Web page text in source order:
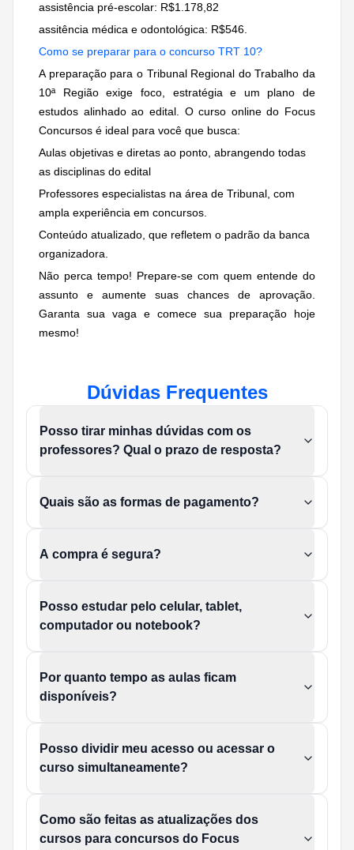
assistência pré-escolar: R$1.178,82
assitência médica e odontológica: R$546.
Como se preparar para o concurso TRT 10?
A preparação para o Tribunal Regional do Trabalho da
10ª Região exige foco, estratégia e um plano de
estudos alinhado ao edital. O curso online do Focus
Concursos é ideal para você que busca:
Aulas objetivas e diretas ao ponto, abrangendo todas
as disciplinas do edital
Professores especialistas na área de Tribunal, com
ampla experiência em concursos.
Conteúdo atualizado, que refletem o padrão da banca
organizadora.
Não perca tempo! Prepare-se com quem entende do
assunto e aumente suas chances de aprovação.
Garanta sua vaga e comece sua preparação hoje
mesmo!
Dúvidas Frequentes
Posso tirar minhas dúvidas com os
professores? Qual o prazo de resposta?
Quais são as formas de pagamento?
A compra é segura?
Posso estudar pelo celular, tablet,
computador ou notebook?
Por quanto tempo as aulas ficam
disponíveis?
Posso dividir meu acesso ou acessar o
curso simultaneamente?
Como são feitas as atualizações dos
cursos para concursos do Focus